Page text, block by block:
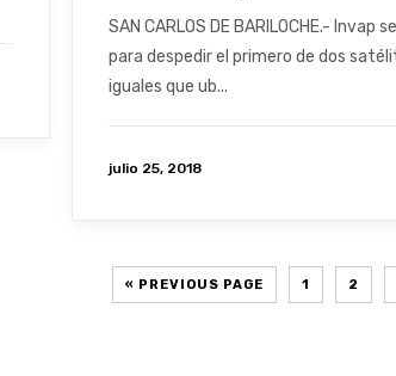
SAN CARLOS DE BARILOCHE.- Invap
para despedir el primero de dos
iguales que ub...
julio 25, 2018
« PREVIOUS PAGE 1 2